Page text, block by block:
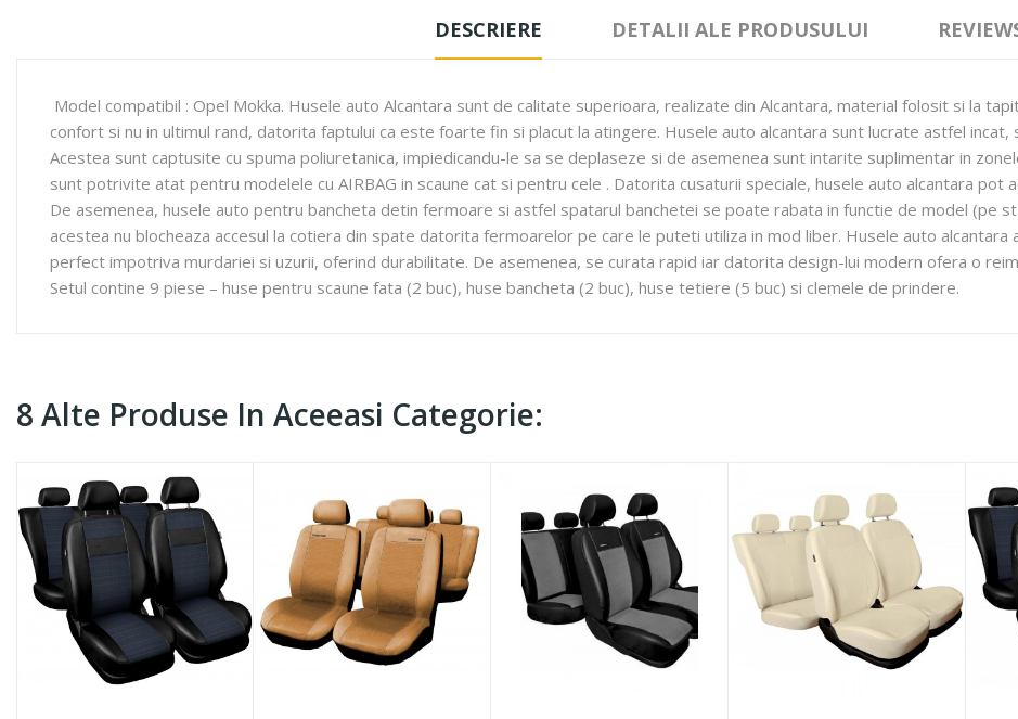
DESCRIERE DETALII ALE PRODUSULUI
Model compatibil : Opel Mokka. Husele auto Alcantara sunt de calitate superioara, realizate din Alcantara, material folosit si la
confort si nu in ultimul rand, datorita faptului ca este foarte fin si placut la atingere. Husele auto alcantara sunt lucrate astfel
Acestea sunt captusite cu spuma poliuretanica, impiedicandu-le sa se deplaseze si de asemenea sunt intarite suplimentar in
sunt potrivite atat pentru modelele cu AIRBAG in scaune cat si pentru cele . Datorita cusaturii speciale, husele auto alcantara pot
De asemenea, husele auto pentru bancheta detin fermoare si astfel spatarul banchetei se poate rabata in functie de model (pe
acestea nu blocheaza accesul la cotiera din spate datorita fermoarelor pe care le puteti utiliza in mod liber. Husele auto
perfect impotriva murdariei si uzurii, oferind durabilitate. De asemenea, se curata rapid iar datorita design-lui modern ofera o
Setul contine 9 piese – huse pentru scaune fata (2 buc), huse bancheta (2 buc), huse tetiere (5 buc) si clemele de prindere.
8 Alte Produse In Aceeasi Categorie: